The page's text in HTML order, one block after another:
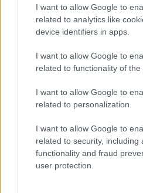
I want to allow Google to
related to analytics like
device identifiers in apps.
I want to allow Google to
related to functionality of the
I want to allow Google to
related to personalization.
I want to allow Google to
related to security, including
functionality and fraud
user protection.
la sua accettabilità.
emettere fattura, quindi
contributi e fornitori, che a
IVA, dipendenti e
euro di ospedale hanno
milioni, e lo Stato incassa
su questi 300 milioni. Se
fiscalecompensabile dopo
alla scadenza di tale